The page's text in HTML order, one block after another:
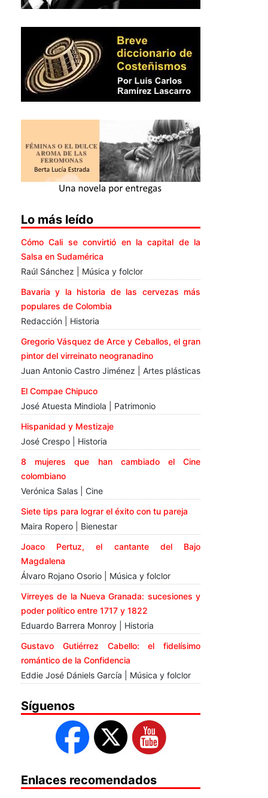
Lo más leído
Cómo Cali se convirtió en la capital de la
Salsa en Sudamérica
Raúl Sánchez | Música y folclor
Bavaria y la historia de las cervezas más
populares de Colombia
Redacción | Historia
Gregorio Vásquez de Arce y Ceballos, el gran
pintor del virreinato neogranadino
Juan Antonio Castro Jiménez | Artes plásticas
El Compae Chipuco
José Atuesta Mindiola | Patrimonio
Hispanidad y Mestizaje
José Crespo | Historia
8 mujeres que han cambiado el Cine
colombiano
Verónica Salas | Cine
Siete tips para lograr el éxito con tu pareja
Maira Ropero | Bienestar
Joaco Pertuz, el cantante del Bajo
Magdalena
Álvaro Rojano Osorio | Música y folclor
Virreyes de la Nueva Granada: sucesiones y
poder político entre 1717 y 1822
Eduardo Barrera Monroy | Historia
Gustavo Gutiérrez Cabello: el fidelísimo
romántico de la Confidencia
Eddie José Dániels García | Música y folclor
Síguenos
Enlaces recomendados